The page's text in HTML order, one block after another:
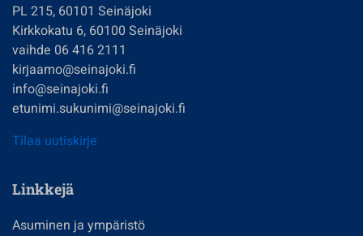
PL 215, 60101 Seinäjoki
Kirkkokatu 6, 60100 Seinäjoki
vaihde 06 416 2111
kirjaamo@seinajoki.fi
info@seinajoki.fi
etunimi.sukunimi@seinajoki.fi
Tilaa uutiskirje
Linkkejä
Asuminen ja ympäristö